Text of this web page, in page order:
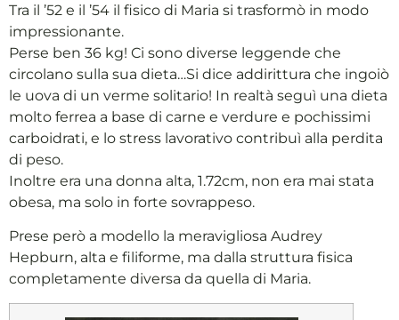
Tra il ’52 e il ’54 il fisico di Maria si trasformò in modo
impressionante.
Perse ben 36 kg! Ci sono diverse leggende che
circolano sulla sua dieta…Si dice addirittura che ingoiò
le uova di un verme solitario! In realtà seguì una dieta
molto ferrea a base di carne e verdure e pochissimi
carboidrati, e lo stress lavorativo contribuì alla perdita
di peso.
Inoltre era una donna alta, 1.72cm, non era mai stata
obesa, ma solo in forte sovrappeso.
Prese però a modello la meravigliosa Audrey
Hepburn, alta e filiforme, ma dalla struttura fisica
completamente diversa da quella di Maria.